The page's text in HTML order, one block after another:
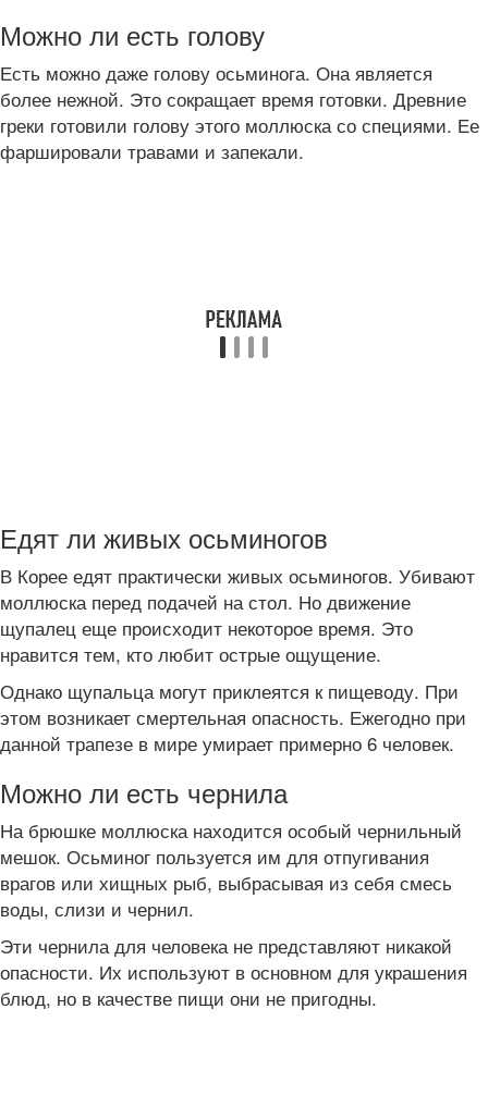
Можно ли есть голову
Есть можно даже голову осьминога. Она является
более нежной. Это сокращает время готовки. Древние
греки готовили голову этого моллюска со специями. Ее
фаршировали травами и запекали.
Едят ли живых осьминогов
В Корее едят практически живых осьминогов. Убивают
моллюска перед подачей на стол. Но движение
щупалец еще происходит некоторое время. Это
нравится тем, кто любит острые ощущение.
Однако щупальца могут приклеятся к пищеводу. При
этом возникает смертельная опасность. Ежегодно при
данной трапезе в мире умирает примерно 6 человек.
Можно ли есть чернила
На брюшке моллюска находится особый чернильный
мешок. Осьминог пользуется им для отпугивания
врагов или хищных рыб, выбрасывая из себя смесь
воды, слизи и чернил.
Эти чернила для человека не представляют никакой
опасности. Их используют в основном для украшения
блюд, но в качестве пищи они не пригодны.